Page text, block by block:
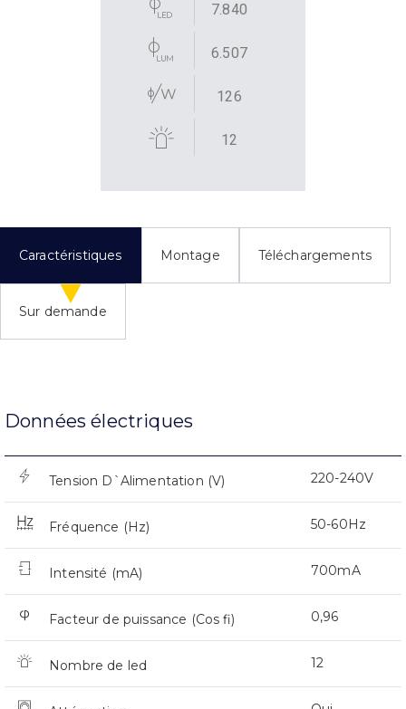
7.840
6.507
126
12
Caractéristiques Montage Téléchargements
Sur demande
Données électriques
Tension D`Alimentation (V) 220-240V
Fréquence (Hz) 50-60Hz
Intensité (mA) 700mA
Facteur de puissance (Cos fi) 0,96
Nombre de led 12